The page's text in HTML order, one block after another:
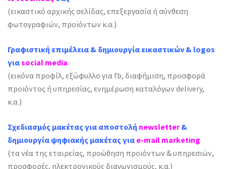
(εικαστικό αρχικής σελίδας, επεξεργασία ή σύνθεση
φωτογραφιών, προϊόντων κ.α.)
Γραφιστική επιμέλεια & δημιουργία εικαστικών & logos
γιαsocial media
(εικόνα προφίλ, εξώφυλλο για fb, διαφήμιση, προσφορά
προϊόντος ή υπηρεσίας, ενημέρωση καταλόγων delivery,
κ.α.)
Σχεδιασμός μακέτας για αποστολή newsletter&
δημιουργία ψηφιακής μακέτας για e-mail marketing
(τα νέα της εταιρείας, προώθηση προϊόντων & υπηρεσιών,
προσφορές, ηλεκτρονικούς διαγωνισμούς, κ.α.)